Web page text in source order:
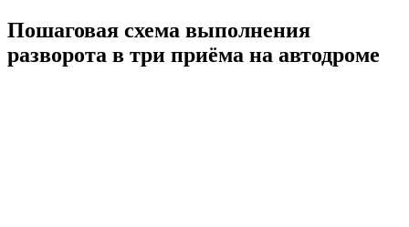
Пошаговая схема выполнения
разворота в три приёма на автодроме